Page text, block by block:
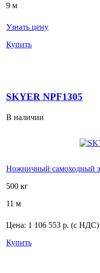
9 м
Узнать цену
Купить
SKYER NPF1305
В наличии
Ножничный самоходный
500 кг
11 м
Цена: 1 106 553 р. (с НДС)
Купить